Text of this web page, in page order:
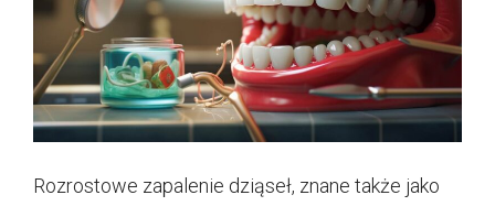
Rozrostowe zapalenie dziąseł, znane także jako